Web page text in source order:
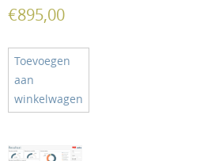
€895,00
Toevoegen
aan
winkelwagen